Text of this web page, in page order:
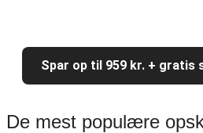
Spar op til 959 kr. + gratis
De mest populære